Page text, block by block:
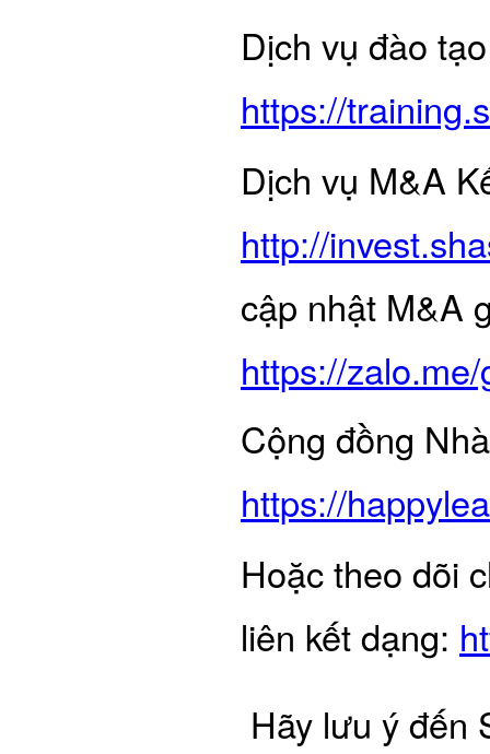
Dịch vụ đào
https://
Dịch vụ M&A
http://
cập nhật M&A
https://
Cộng đồng
https://
Hoặc theo dõi
liên kết dạng:
Hãy lưu ý đến